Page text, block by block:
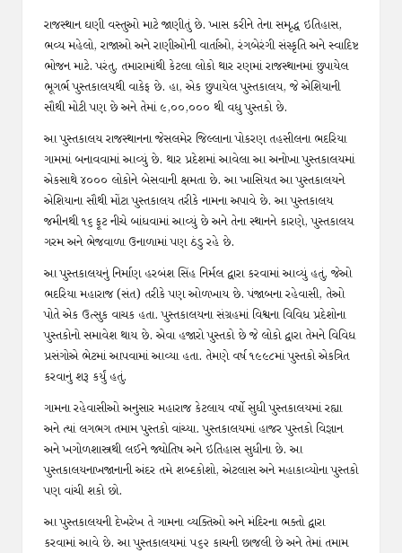
રાજસ્થાન ઘણી વસ્તુઓ માટે જાણીતું છે. ખાસ કરીને તેના સમૃદ્ધ ઇતિહાસ,
ભવ્ય મહેલો, રાજાઓ અને રાણીઓની વાર્તાઓ, રંગબેરંગી સંસ્કૃતિ અને સ્વાદિષ્ટ
ભોજન માટે. પરંતુ, તમારામાંથી કેટલા લોકો થાર રણમાં રાજસ્થાનમાં છુપાયેલ
ભૂગર્ભ પુસ્તકાલયથી વાકેફ છે. હા, એક છુપાયેલ પુસ્તકાલય, જે એશિયાની
સૌથી મોટી પણ છે અને તેમાં ૯,૦૦,૦૦૦ થી વધુ પુસ્તકો છે.
આ પુસ્તકાલય રાજસ્થાનના જેસલમેર જિલ્લાના પોકરણ તહસીલના ભદરિયા
ગામમાં બનાવવામાં આવ્યું છે. થાર પ્રદેશમાં આવેલા આ અનોખા પુસ્તકાલયમાં
એકસાથે ૪૦૦૦ લોકોને બેસવાની ક્ષમતા છે. આ ખાસિયત આ પુસ્તકાલયને
એશિયાના સૌથી મોંટા પુસ્તકાલય તરીકે નામના અપાવે છે. આ પુસ્તકાલય
જમીનથી ૧૬ ફૂટ નીચે બાંધવામાં આવ્યું છે અને તેના સ્થાનને કારણે, પુસ્તકાલય
ગરમ અને ભેજવાળા ઉનાળામાં પણ ઠંડુ રહે છે.
આ પુસ્તકાલયનું નિર્માણ હરબંશ સિંહ નિર્મલ દ્વારા કરવામાં આવ્યું હતું, જેઓ
ભદરિયા મહારાજ (સંત) તરીકે પણ ઓળખાય છે. પંજાબના રહેવાસી, તેઓ
પોતે એક ઉત્સુક વાચક હતા. પુસ્તકાલયના સંગ્રહમાં વિશ્વના વિવિધ પ્રદેશોના
પુસ્તકોનો સમાવેશ થાય છે. એવા હજારો પુસ્તકો છે જે લોકો દ્વારા તેમને વિવિધ
પ્રસંગોએ ભેટમાં આપવામાં આવ્યા હતા. તેમણે વર્ષ ૧૯૯૮માં પુસ્તકો એકત્રિત
કરવાનું શરૂ કર્યું હતું.
ગામના રહેવાસીઓ અનુસાર મહારાજ કેટલાય વર્ષો સુધી પુસ્તકાલયમાં રહ્યા
અને ત્યાં લગભગ તમામ પુસ્તકો વાંચ્યા. પુસ્તકાલયમાં હાજર પુસ્તકો વિજ્ઞાન
અને ખગોળશાસ્ત્રથી લઈને જ્યોતિષ અને ઇતિહાસ સુધીના છે. આ
પુસ્તકાલયનાખજાનાની અંદર તમે શબ્દકોશો, એટલાસ અને મહાકાવ્યોના પુસ્તકો
પણ વાંચી શકો છો.
આ પુસ્તકાલયની દેખરેખ તે ગામના વ્યક્તિઓ અને મંદિરના ભક્તો દ્વારા
કરવામાં આવે છે. આ પુસ્તકાલયમાં ૫૬૨ કાચની છાજલી છે અને તેમાં તમામ